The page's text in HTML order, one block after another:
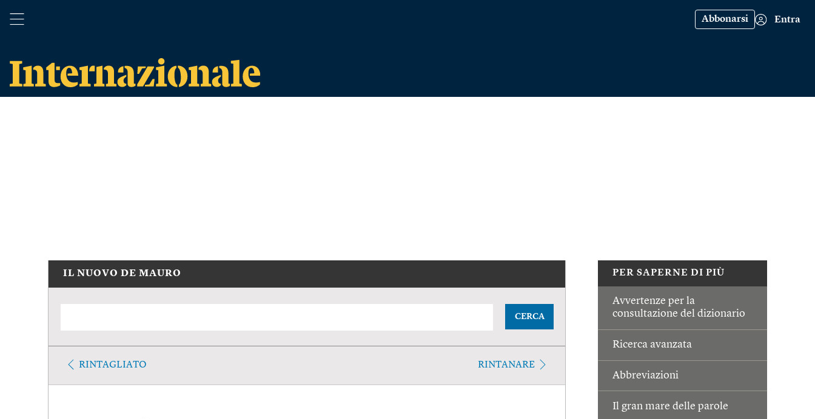
Abbonarsi Entra
PER SAPERNE DI PIÙ
Avvertenze per la
consultazione del dizionario
Ricerca avanzata
Abbreviazioni
Il gran mare delle parole
IL NUOVO DE MAURO
CERCA
RINTAGLIATO RINTANARE